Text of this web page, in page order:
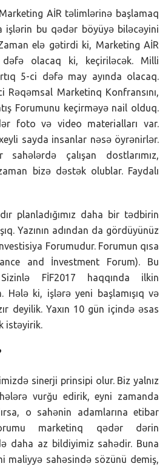
AİR təlimlərinə başlamaq
işlərin bu qədər böyüyə biləcəyini
elə gətirdi ki, Marketing AİR
olacaq ki, keçiriləcək. Milli
5-ci dəfə may ayında olacaq.
Rəqəmsal Marketinq Konfransını,
Forumunu keçirməyə nail olduq.
foto və video materialları var.
sayda insanlar nəsə öyrənirlər.
çalışan dostlarımız,
bizə dəstək olublar. Faydalı
planladığımız daha bir tədbirin
Yazının adından da gördüyünüz
Forumudur. Forumun qısa
and İnvestment Forum). Bu
FİF2017 haqqında ilkin
Hələ ki, işlərə yeni başlamışıq və
deyilik. Yaxın 10 gün içində əsas
istəyirik.
sinerji prinsipi olur. Biz yalnız
vurğu edirik, eyni zamanda
o sahənin adamlarına etibar
marketinq qədər dərin
daha az bildiyimiz sahədir. Buna
maliyyə sahəsində sözünü demiş,